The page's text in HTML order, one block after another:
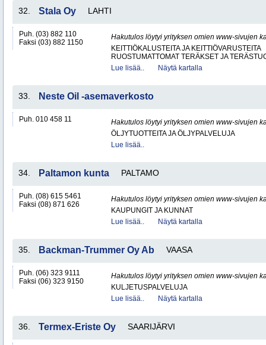
32. Stala Oy LAHTI
Puh. (03) 882 110
Faksi (03) 882 1150
Hakutulos löytyi yrityksen omien www-sivujen
KEITTIÖKALUSTEITA JA KEITTIÖVARUSTEITA
RUOSTUMATTOMAT TERÄKSET JA
Lue lisää..
Näytä kartalla
33. Neste Oil -asemaverkosto
Puh. 010 458 11
Hakutulos löytyi yrityksen omien www-sivujen
ÖLJYTUOTTEITA JA ÖLJYPALVELUJA
Lue lisää..
34. Paltamon kunta PALTAMO
Puh. (08) 615 5461
Faksi (08) 871 626
Hakutulos löytyi yrityksen omien www-sivujen
KAUPUNGIT JA KUNNAT
Lue lisää..
Näytä kartalla
35. Backman-Trummer Oy Ab VAASA
Puh. (06) 323 9111
Faksi (06) 323 9150
Hakutulos löytyi yrityksen omien www-sivujen
KULJETUSPALVELUJA
Lue lisää..
Näytä kartalla
36. Termex-Eriste Oy SAARIJÄRVI